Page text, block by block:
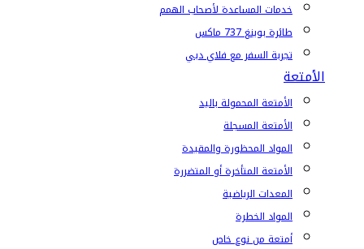
خدمات المساعدة لأصحاب الهمم
طائرة بوينغ 737 ماكس
تجربة السفر مع فلاي دبي
الأمتعة
الأمتعة المحمولة باليد
الأمتعة المسجلة
المواد المحظورة والمقيدة
الأمتعة المتأخرة أو المتضررة
المعدات الرياضية
المواد الخطرة
أمتعة من نوع خاص